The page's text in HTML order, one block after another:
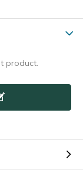
product.